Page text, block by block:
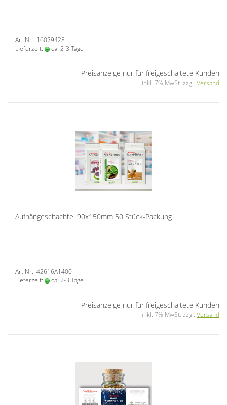
Art.Nr.: 16029428
Lieferzeit:
ca. 2-3 Tage
Preisanzeige nur für freigeschaltete Kunden
inkl. 7% MwSt. zzgl. Versand
Aufhängeschachtel 90x150mm 50 Stück-Packung
Art.Nr.: 42616A1400
Lieferzeit:
ca. 2-3 Tage
Preisanzeige nur für freigeschaltete Kunden
inkl. 7% MwSt. zzgl. Versand